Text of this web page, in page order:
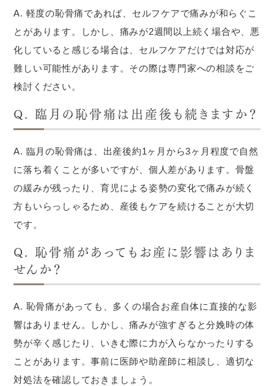
A. 軽度の恥骨痛であれば、セルフケアで痛みが和らぐこ
とがあります。しかし、痛みが2週間以上続く場合や、悪
化していると感じる場合は、セルフケアだけでは対応が
難しい可能性があります。その際は専門家への相談をご
検討ください。
Q. 臨月の恥骨痛は出産後も続きますか？
A. 臨月の恥骨痛は、出産後約1ヶ月から3ヶ月程度で自然
に落ち着くことが多いですが、個人差があります。骨盤
の緩みが残ったり、育児による姿勢の変化で痛みが続く
方もいらっしゃるため、産後もケアを続けることが大切
です。
Q. 恥骨痛があってもお産に影響はありま
せんか？
A. 恥骨痛があっても、多くの場合お産自体に直接的な影
響はありません。しかし、痛みが強すぎると分娩時の体
勢が辛く感じたり、いきむ際に力が入らなかったりする
ことがあります。事前に医師や助産師に相談し、適切な
対処法を確認しておきましょう。